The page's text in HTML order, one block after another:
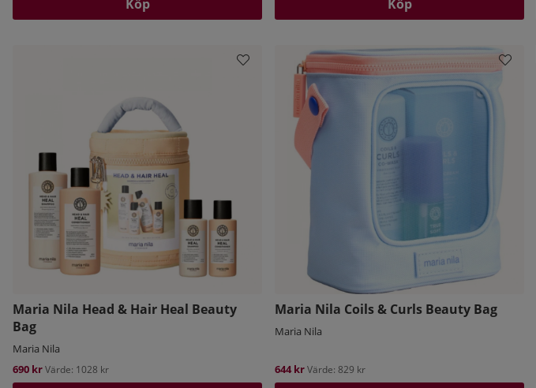
Köp Köp
Maria Nila Head & Hair Heal Beauty
Bag
Maria Nila
690 krVärde: 1028 kr
Maria Nila Coils & Curls Beauty Bag
Maria Nila
644 krVärde: 829 kr